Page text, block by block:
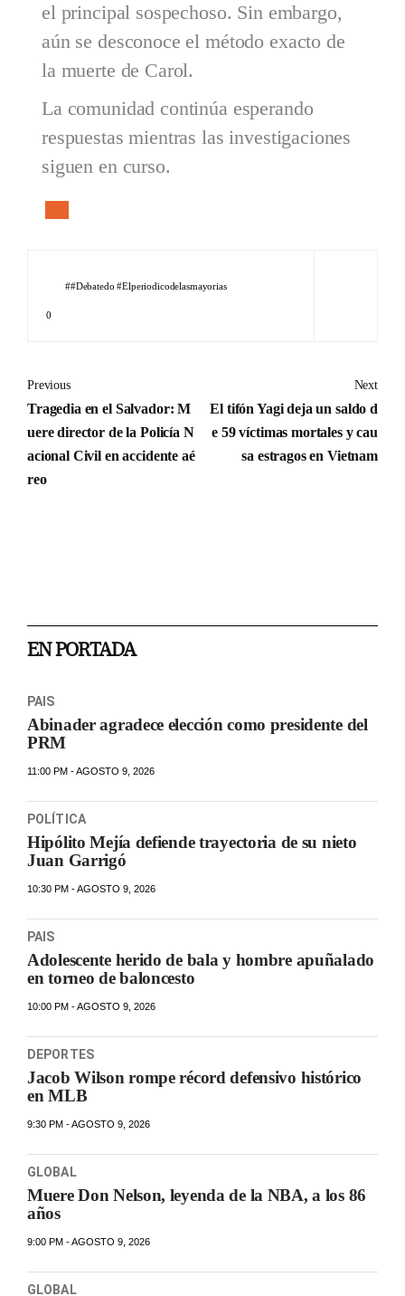
el principal sospechoso. Sin embargo,
aún se desconoce el método exacto de
la muerte de Carol.
La comunidad continúa esperando
respuestas mientras las investigaciones
siguen en curso.
#debatedo #Elperiodicodelasmayorias
0
Previous
Tragedia en el Salvador: M
uere director de la Policía N
acional Civil en accidente aé
reo
Next
El tifón Yagi deja un saldo d
e 59 víctimas mortales y cau
sa estragos en Vietnam
EN PORTADA
PAIS
Abinader agradece elección como presidente del
PRM
11:00 PM - AGOSTO 9, 2026
POLÍTICA
Hipólito Mejía defiende trayectoria de su nieto
Juan Garrigó
10:30 PM - AGOSTO 9, 2026
PAIS
Adolescente herido de bala y hombre apuñalado
en torneo de baloncesto
10:00 PM - AGOSTO 9, 2026
DEPORTES
Jacob Wilson rompe récord defensivo histórico
en MLB
9:30 PM - AGOSTO 9, 2026
GLOBAL
Muere Don Nelson, leyenda de la NBA, a los 86
años
9:00 PM - AGOSTO 9, 2026
GLOBAL